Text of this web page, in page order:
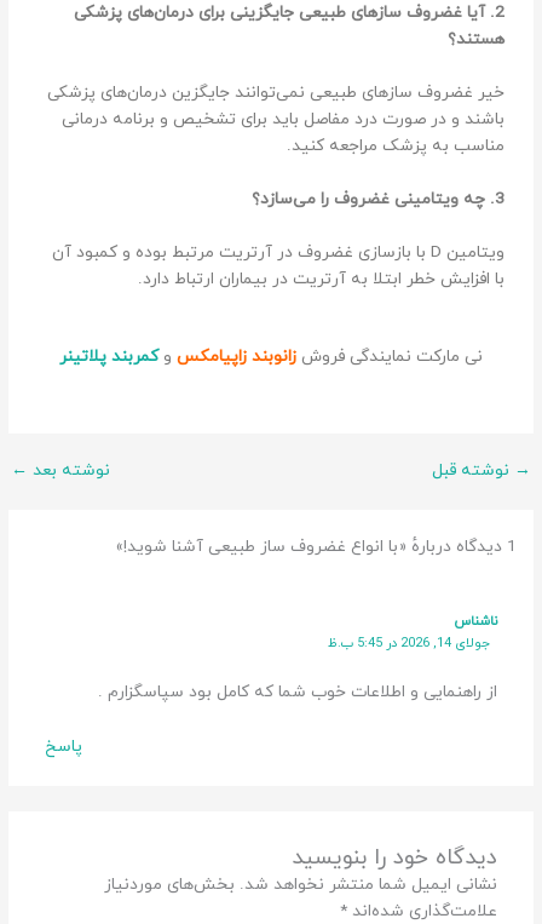
2. آیا غضروف سازهای طبیعی جایگزینی برای درمان‌های پزشکی
هستند؟
خیر غضروف سازهای طبیعی نمی‌توانند جایگزین درمان‌های پزشکی
باشند و در صورت درد مفاصل باید برای تشخیص و برنامه درمانی
مناسب به پزشک مراجعه کنید.
3. چه ویتامینی غضروف را می‌سازد؟
ویتامین D با بازسازی غضروف در آرتریت مرتبط بوده و کمبود آن
با افزایش خطر ابتلا به آرتریت در بیماران ارتباط دارد.
نی مارکت نمایندگی فروش زانوبند زاپیامکس وکمربند پلاتینر
→ نوشته قبل نوشته بعد ←
1 دیدگاه دربارهٔ «با انواع غضروف ساز طبیعی آشنا شوید!»
ناشناس
جولای 14, 2026 در 5:45 ب.ظ
از راهنمایی و اطلاعات خوب شما که کامل بود سپاسگزارم .
پاسخ
دیدگاه‌ خود را بنویسید
نشانی ایمیل شما منتشر نخواهد شد. بخش‌های موردنیاز
علامت‌گذاری شده‌اند *